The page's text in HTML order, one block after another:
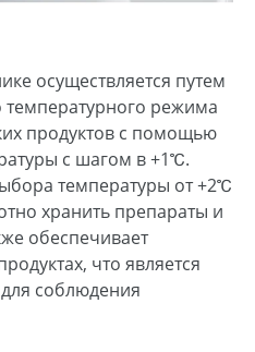
осуществляется путем
температурного режима
продуктов с помощью
с шагом в +1℃.
температуры от +2℃
хранить препараты и
обеспечивает
что является
соблюдения